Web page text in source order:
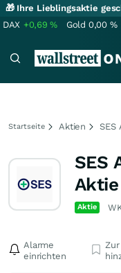
🎁 Ihre Lieblingsaktie
DAX +0,69% Gold 0,00 %
Startseite Aktien SES
SES
Aktie
Aktie
Alarme
einrichten